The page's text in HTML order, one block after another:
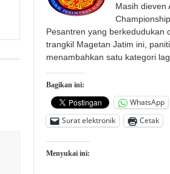
Masih dieven
Pesantren yang berkedudukan
trangkil Magetan Jatim ini,
menambahkan satu kategori
Bagikan ini:
WhatsApp
Surat elektronik
Cetak
Menyukai ini: